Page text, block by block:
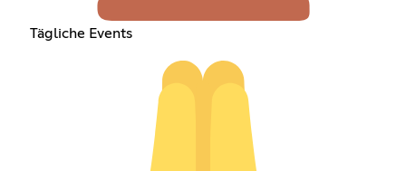
Tägliche Events